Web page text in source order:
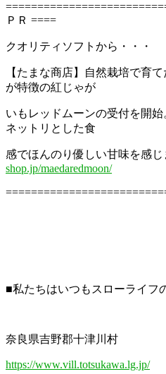
ＰＲ ====
クオリティソフトから・・・
【たまな商店】自然栽培で育
が特徴の紅じゃが
いもレッドムーンの受付を開
ネットリとした食
感でほんのり優しい甘味を感じ
shop.jp/maedaredmoon/
■私たちはいつもスローライフ
奈良県吉野郡十津川村
https://www.vill.totsukawa.lg.jp/